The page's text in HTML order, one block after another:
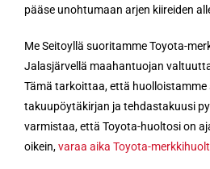
pääse unohtumaan arjen kiireiden
Me Seitoyllä suoritamme Toyota-
Jalasjärvellä maahantuojan
Tämä tarkoittaa, että huolloistamme
takuupöytäkirjan ja tehdastakuusi
varmistaa, että Toyota-huoltosi on
oikein,varaa aika Toyota-